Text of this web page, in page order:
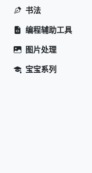
书法
编程辅助工具
图片处理
宝宝系列